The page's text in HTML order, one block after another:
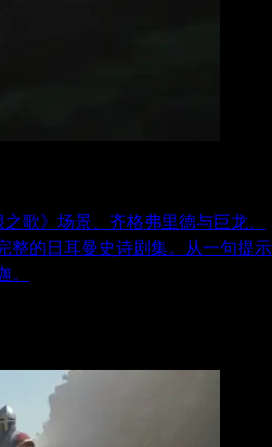
歌》场景、齐格弗里德与巨龙、
整的日耳曼史诗剧集。从一句提示